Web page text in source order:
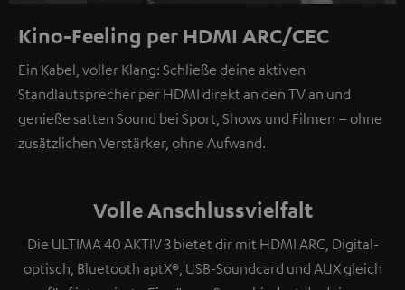
Kino-Feeling per HDMI ARC/CEC
Ein Kabel, voller Klang: Schließe deine aktiven
Standlautsprecher per HDMI direkt an den TV an und
genieße satten Sound bei Sport, Shows und Filmen – ohne
zusätzlichen Verstärker, ohne Aufwand.
Volle Anschlussvielfalt
Die ULTIMA 40 AKTIV 3 bietet dir mit HDMI ARC, Digital-
optisch, Bluetooth aptX®, USB-Soundcard und AUX gleich